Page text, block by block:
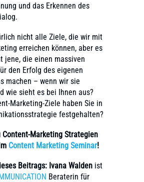
und das Erkennen des
nicht alle Ziele, die wir mit
erreichen können, aber es
jene, die einen massiven
den Erfolg des eigenen
machen – wenn wir sie
wie sieht es bei Ihnen aus?
Marketing-Ziele haben Sie in
festgehalten?
Content-Marketing Strategien
Content Marketing Seminar!
Beitrags: Ivana Walden ist
Beraterin für